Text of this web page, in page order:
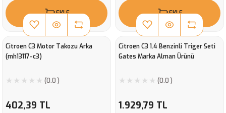
EKLE EKLE
Citroen C3 Motor Takozu Arka
(mh13117-c3)
(0.0 )
402,39 TL
Citroen C3 1.4 Benzinli Triger Seti
Gates Marka Alman Ürünü
(0.0 )
1.929,79 TL